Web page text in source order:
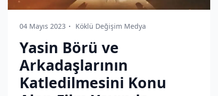
04 Mayıs 2023 Köklü Değişim Medya
Yasin Börü ve
Arkadaşlarının
Katledilmesini Konu